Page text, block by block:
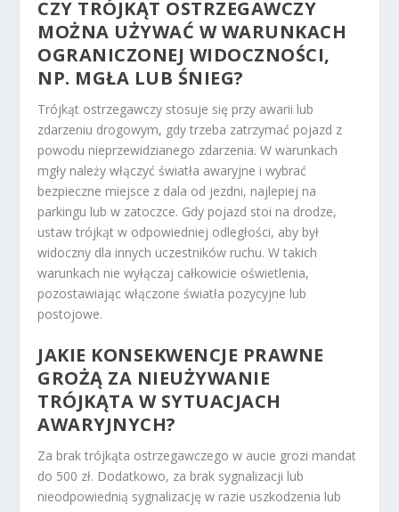
CZY TRÓJKĄT OSTRZEGAWCZY
MOŻNA UŻYWAĆ W WARUNKACH
OGRANICZONEJ WIDOCZNOŚCI,
NP. MGŁA LUB ŚNIEG?
Trójkąt ostrzegawczy stosuje się przy awarii lub
zdarzeniu drogowym, gdy trzeba zatrzymać pojazd z
powodu nieprzewidzianego zdarzenia. W warunkach
mgły należy włączyć światła awaryjne i wybrać
bezpieczne miejsce z dala od jezdni, najlepiej na
parkingu lub w zatoczce. Gdy pojazd stoi na drodze,
ustaw trójkąt w odpowiedniej odległości, aby był
widoczny dla innych uczestników ruchu. W takich
warunkach nie wyłączaj całkowicie oświetlenia,
pozostawiając włączone światła pozycyjne lub
postojowe.
JAKIE KONSEKWENCJE PRAWNE
GROŻĄ ZA NIEUŻYWANIE
TRÓJKĄTA W SYTUACJACH
AWARYJNYCH?
Za brak trójkąta ostrzegawczego w aucie grozi mandat
do 500 zł. Dodatkowo, za brak sygnalizacji lub
nieodpowiednią sygnalizację w razie uszkodzenia lub